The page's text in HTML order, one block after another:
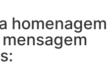
homenagem